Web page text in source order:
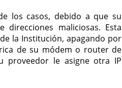
los casos, debido a que su
maliciosas. Esta
la Institución, apagando por
de su módem o router de
le asigne otra IP